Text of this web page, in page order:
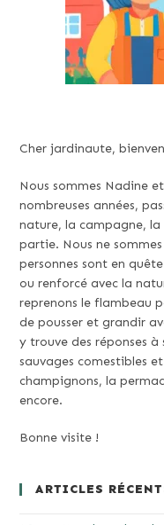
Cher jardinaute,
Nous sommes Nadine
nombreuses années,
nature, la campagne,
partie. Nous ne
personnes sont en
ou renforcé avec la
reprenons le flambeau
de pousser et grandir
y trouve des réponses à
sauvages comestibles
champignons, la
encore.
Bonne visite !
ARTICLES